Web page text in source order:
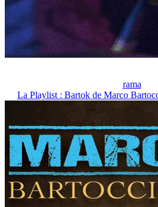
rama
La Playlist : Bartok de Marco